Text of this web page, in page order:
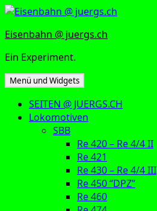
Zum
springen
Eisenbahn @ juergs.ch
Ein Experiment.
Menü und Widgets
SEITEN @ JUERGS.CH
Lokomotiven
SBB
Re 420 – Re 4/4 II
Re 421
Re 430 – Re 4/4 III
Re 450 “DPZ”
Re 460